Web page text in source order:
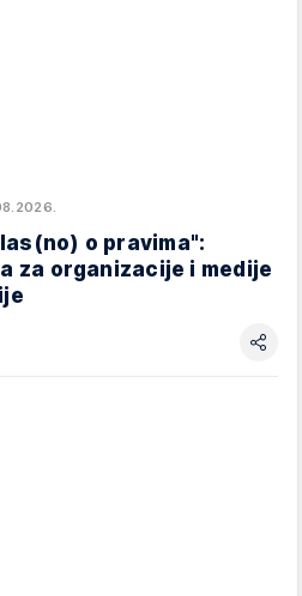
o pravima":
za organizacije i medije